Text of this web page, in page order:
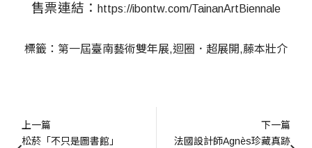
售票連結： https://ibontw.com/TainanArtBiennale
標籤： 第一屆臺南藝術雙年展 迴圈．超展開 藤本壯介
上一篇
松菸「不只是圖書館」
下一篇
法國設計師Agnès珍藏真跡